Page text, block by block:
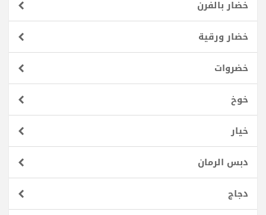
خضار بالفرن
خضار ورقية
خضروات
خوخ
خيار
دبس الرمان
دجاج